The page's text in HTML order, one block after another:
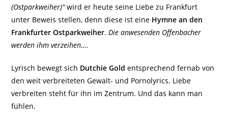
(Ostparkweiher)“wird er heute seine Liebe zu Frankfurt
unter Beweis stellen, denn diese ist eine Hymne an den
Frankfurter Ostparkweiher.Die anwesenden Offenbacher
werden ihm verzeihen….
Lyrisch bewegt sich Dutchie Gold entsprechend fernab von
den weit verbreiteten Gewalt- und Pornolyrics. Liebe
verbreiten steht für ihn im Zentrum. Und das kann man
fühlen.